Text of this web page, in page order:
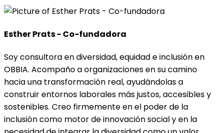
Esther Prats - Co-fundadora
Soy consultora en diversidad, equidad e inclusión en
OBBIA. Acompaño a organizaciones en su camino
hacia una transformación real, ayudándolas a
construir entornos laborales más justos, accesibles y
sostenibles. Creo firmemente en el poder de la
inclusión como motor de innovación social y en la